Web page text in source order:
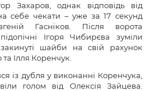
Захаров, однак відповідь від
себе чекати – уже за 17 секунд
Гасніков. Після ворота
Ігоря Чибирєва зуміли
шайби на свій рахунок
Ілля Коренчук.
із дубля у виконанні Коренчука,
голом від Олексія Зайцева.